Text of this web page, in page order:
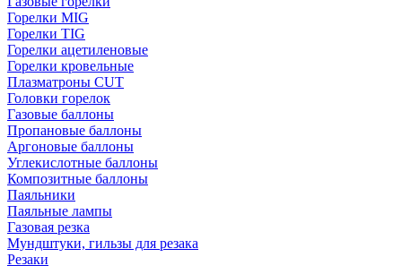
Горелки MIG
Горелки TIG
Горелки ацетиленовые
Горелки кровельные
Плазматроны CUT
Головки горелок
Газовые баллоны
Пропановые баллоны
Аргоновые баллоны
Углекислотные баллоны
Композитные баллоны
Паяльники
Паяльные лампы
Газовая резка
Мундштуки, гильзы для резака
Резаки